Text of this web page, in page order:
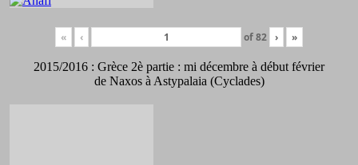
« ‹ of82 › »
2015/2016 : Grèce 2è partie : mi décembre à début février
de Naxos à Astypalaia (Cyclades)